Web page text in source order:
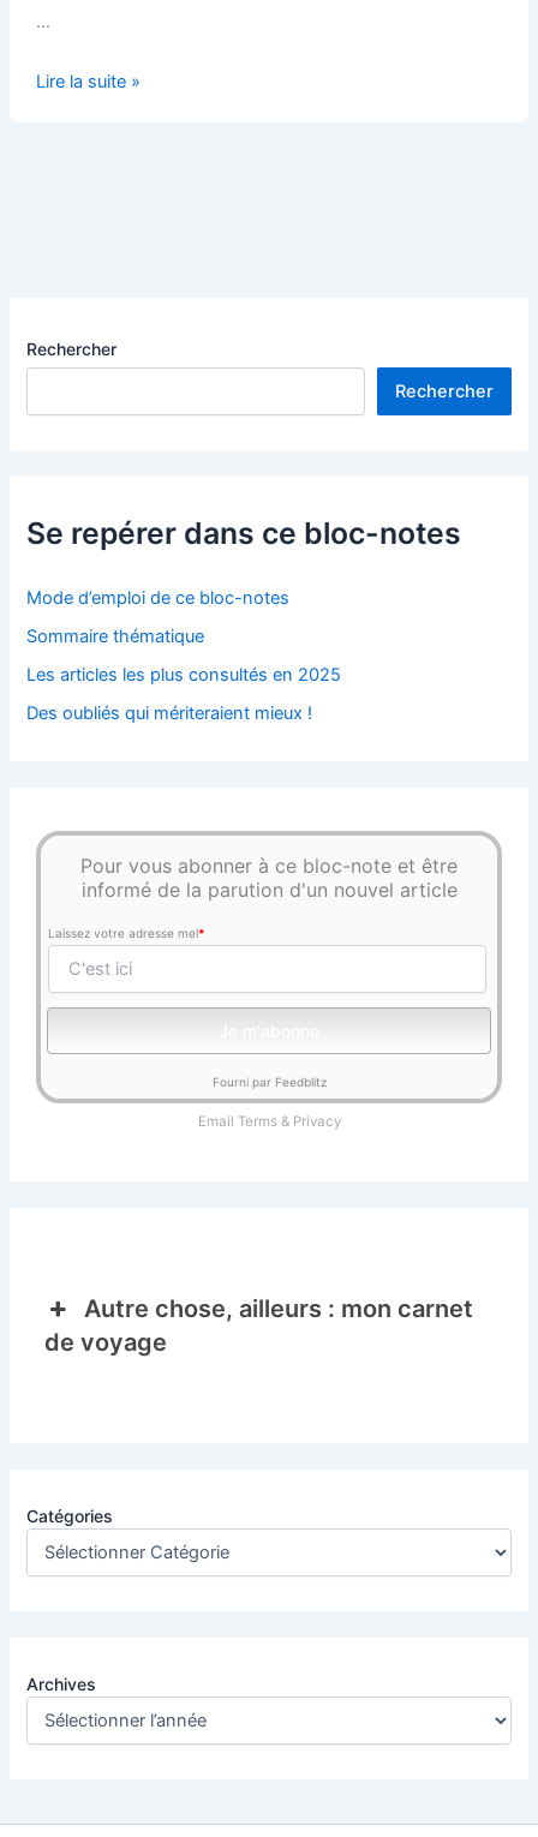
…
«
Lire la suite »
Rechercher
Rechercher
Se repérer dans ce bloc-notes
Mode d’emploi de ce bloc-notes
Sommaire thématique
Les articles les plus consultés en 2025
Des oubliés qui mériteraient mieux !
Pour vous abonner à ce bloc-note et être
informé de la parution d'un nouvel article
Laissez votre adresse mel*
Fourni par Feedblitz
Email Terms& Privacy
Autre chose, ailleurs : mon carnet
de voyage
Catégories
Archives